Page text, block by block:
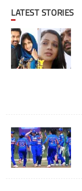
LATEST STORIES